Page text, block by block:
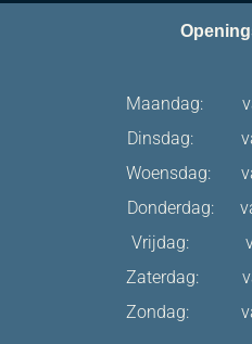
Maandag:
Dinsdag:
Woensdag:
Donderdag:
Vrijdag:
Zaterdag:
Zondag: